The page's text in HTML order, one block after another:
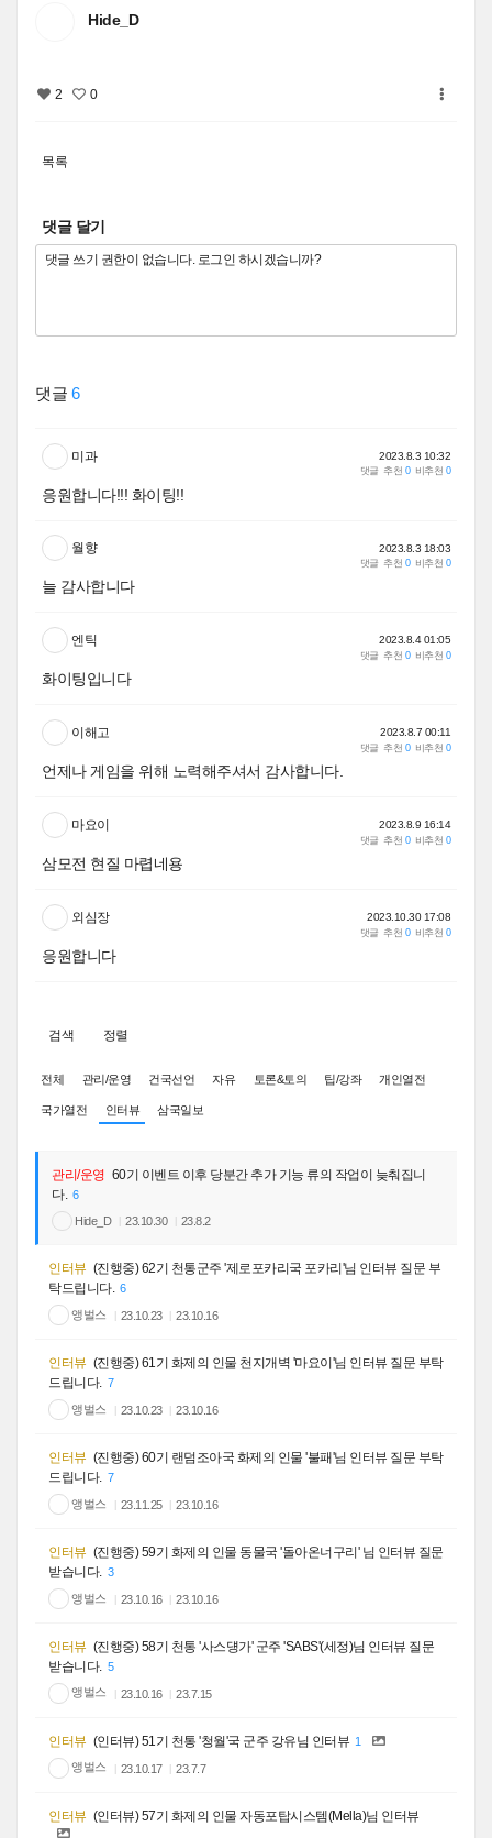
Hide_D
2 0
목록
댓글 달기
댓글 6
미과 2023.8.3 10:32
댓글 추천 0 비추천 0
응원합니다!!! 화이팅!!
월향 2023.8.3 18:03
댓글 추천 0 비추천 0
늘 감사합니다
엔틱 2023.8.4 01:05
댓글 추천 0 비추천 0
화이팅입니다
이해고 2023.8.7 00:11
댓글 추천 0 비추천 0
언제나 게임을 위해 노력해주셔서 감사합니다.
마요이 2023.8.9 16:14
댓글 추천 0 비추천 0
삼모전 현질 마렵네용
외심장 2023.10.30 17:08
댓글 추천 0 비추천 0
응원합니다
검색 정렬
전체 관리/운영 건국선언 자유 토론&토의 팁/강좌 개인열전
국가열전 인터뷰 삼국일보
관리/운영 60기 이벤트 이후 당분간 추가 기능 류의 작업이 늦춰집니
다.
6
Hide_D 23.10.30 23.8.2
인터뷰 (진행중) 62기 천통군주 '제로포카리국 포카리'님 인터뷰 질문 부
탁드립니다. 6
앵벌스
23.10.23 23.10.16
인터뷰 (진행중) 61기 화제의 인물 천지개벽 '마요이'님 인터뷰 질문 부탁
드립니다. 7
앵벌스
23.10.23 23.10.16
인터뷰 (진행중) 60기 랜덤조아국 화제의 인물 '불패'님 인터뷰 질문 부탁
드립니다. 7
앵벌스
23.11.25 23.10.16
인터뷰 (진행중) 59기 화제의 인물 동물국 '돌아온너구리' 님 인터뷰 질문
받습니다. 3
앵벌스
23.10.16 23.10.16
인터뷰 (진행중) 58기 천통 '사스덍가' 군주 'SABS'(세정)님 인터뷰 질문
받습니다. 5
앵벌스
23.10.16 23.7.15
인터뷰 (인터뷰) 51기 천통 '청월'국 군주 강유님 인터뷰 1
앵벌스
23.10.17 23.7.7
인터뷰 (인터뷰) 57기 화제의 인물 자동포탑시스템(Mella)님 인터뷰